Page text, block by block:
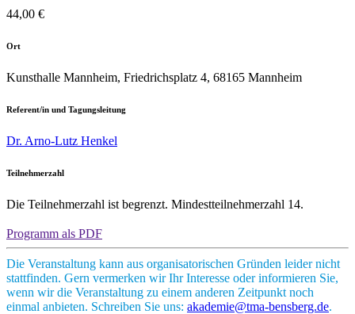
44,00 €
Ort
Kunsthalle Mannheim, Friedrichsplatz 4, 68165 Mannheim
Referent/in und Tagungsleitung
Dr. Arno-Lutz Henkel
Teilnehmerzahl
Die Teilnehmerzahl ist begrenzt. Mindestteilnehmerzahl 14.
Programm als PDF
Die Veranstaltung kann aus organisatorischen Gründen leider nicht
stattfinden. Gern vermerken wir Ihr Interesse oder informieren Sie,
wenn wir die Veranstaltung zu einem anderen Zeitpunkt noch
einmal anbieten. Schreiben Sie uns: akademie@tma-bensberg.de.